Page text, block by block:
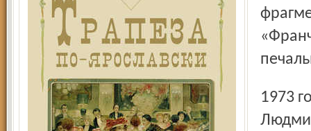
1973 год стал переломным в творческой карьере